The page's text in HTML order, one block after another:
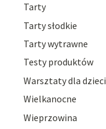
Tarty
Tarty słodkie
Tarty wytrawne
Testy produktów
Warsztaty dla dzieci
Wielkanocne
Wieprzowina